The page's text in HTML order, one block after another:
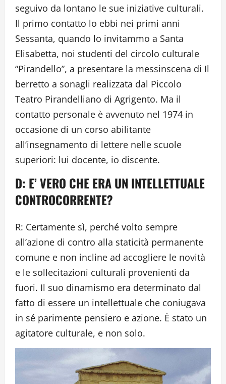
seguivo da lontano le sue iniziative culturali.
Il primo contatto lo ebbi nei primi anni
Sessanta, quando lo invitammo a Santa
Elisabetta, noi studenti del circolo culturale
“Pirandello”, a presentare la messinscena di Il
berretto a sonagli realizzata dal Piccolo
Teatro Pirandelliano di Agrigento. Ma il
contatto personale è avvenuto nel 1974 in
occasione di un corso abilitante
all’insegnamento di lettere nelle scuole
superiori: lui docente, io discente.
D: E’ VERO CHE ERA UN INTELLETTUALE
CONTROCORRENTE?
R: Certamente sì, perché volto sempre
all’azione di contro alla staticità permanente
comune e non incline ad accogliere le novità
e le sollecitazioni culturali provenienti da
fuori. Il suo dinamismo era determinato dal
fatto di essere un intellettuale che coniugava
in sé parimente pensiero e azione. È stato un
agitatore culturale, e non solo.